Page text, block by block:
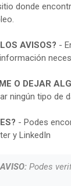
donde
AVISOS? -
O DEJAR
ningún tipo de
- Podes
y LinkedIn
Podes